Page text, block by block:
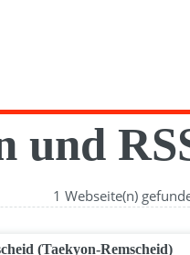
und
1 Webseite(n)
(Taekyon-Remscheid)